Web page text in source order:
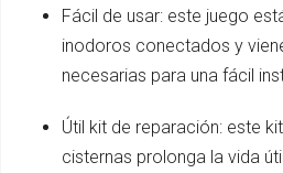
Fácil de usar: este juego
inodoros conectados y
necesarias para una fácil
Útil kit de reparación: este
cisternas prolonga la vida